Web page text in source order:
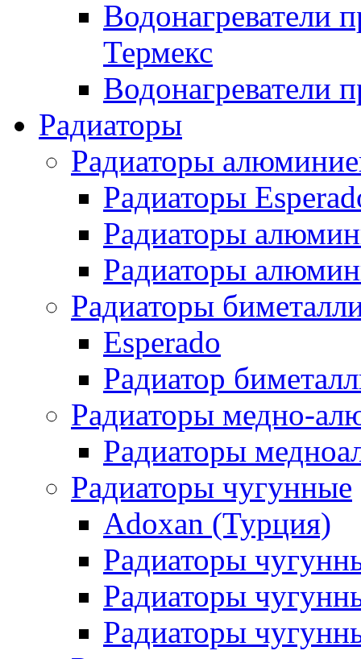
Водонагреватели
Термекс
Водонагреватели
Радиаторы
Радиаторы
Радиаторы
Радиаторы
Радиаторы
Радиаторы
Esperado
Радиатор
Радиаторы медно-
Радиаторы
Радиаторы чугунные
Adoxan (Турция)
Радиаторы
Радиаторы
Радиаторы